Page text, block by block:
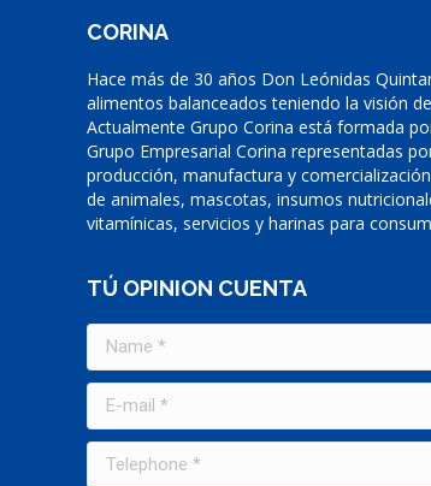
CORINA
Hace más de 30 años Don Leónidas
alimentos balanceados teniendo la visión
Actualmente Grupo Corina está formada
Grupo Empresarial Corina representadas
producción, manufactura y
de animales, mascotas, insumos
vitamínicas, servicios y harinas para
TÚ OPINION CUENTA
Name *
E-mail *
Telephone *